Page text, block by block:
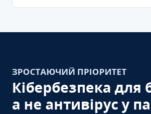
ЗРОСТАЮЧИЙ ПРІОРИТЕТ
Кібербезпека для
а не антивірус у